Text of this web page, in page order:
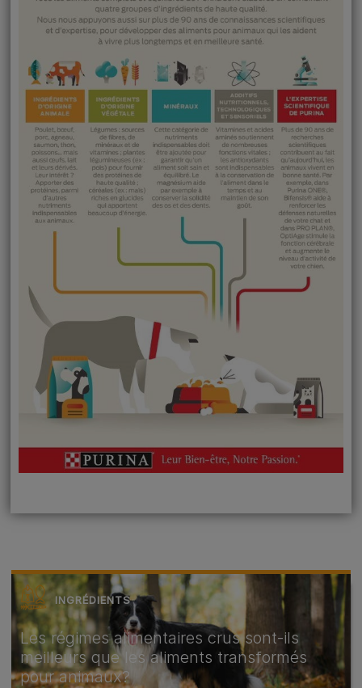
INGRÉDIENTS
Les régimes alimentaires crus sont-ils
meilleurs que les aliments transformés
pour animaux?